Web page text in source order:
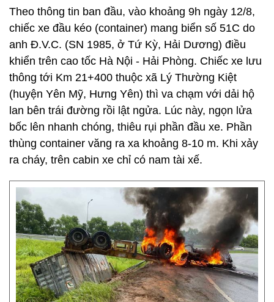
Theo thông tin ban đầu, vào khoảng 9h ngày 12/8,
chiếc xe đầu kéo (container) mang biển số 51C do
anh Đ.V.C. (SN 1985, ở Tứ Kỳ, Hải Dương) điều
khiển trên cao tốc Hà Nội - Hải Phòng. Chiếc xe lưu
thông tới Km 21+400 thuộc xã Lý Thường Kiệt
(huyện Yên Mỹ, Hưng Yên) thì va chạm với dải hộ
lan bên trái đường rồi lật ngửa. Lúc này, ngọn lửa
bốc lên nhanh chóng, thiêu rụi phần đầu xe. Phần
thùng container văng ra xa khoảng 8-10 m. Khi xảy
ra cháy, trên cabin xe chỉ có nam tài xế.